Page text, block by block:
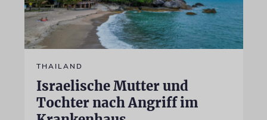
THAILAND
Israelische Mutter und
Tochter nach Angriff im